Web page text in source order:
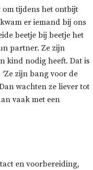
om tijdens het ontbijt
er iemand bij ons
beetje bij beetje het
partner. Ze zijn
kind nodig heeft. Dat is
zijn bang voor de
wachten ze liever tot
vaak met een
en voorbereiding,